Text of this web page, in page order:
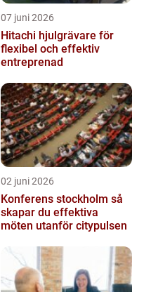
07 juni 2026
Hitachi hjulgrävare för
flexibel och effektiv
entreprenad
02 juni 2026
Konferens stockholm så
skapar du effektiva
möten utanför citypulsen